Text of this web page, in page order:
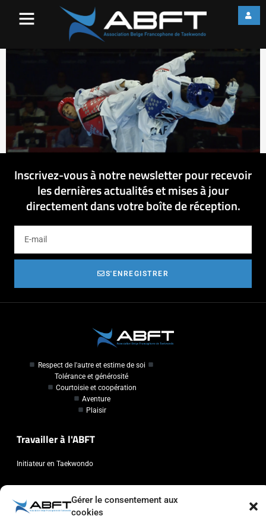
Gérer le consentement aux
cookies
Inscrivez-vous à notre newsletter pour recevoir
les dernières actualités et mises à jour
directement dans votre boîte de réception.
S'ENREGISTRER
Respect de l'autre et estime de soi
Tolérance et générosité
Courtoisie et coopération
Aventure
Plaisir
Travailler à l'ABFT
Initiateur en Taekwondo
Association Belge Francophone de Taekwondo